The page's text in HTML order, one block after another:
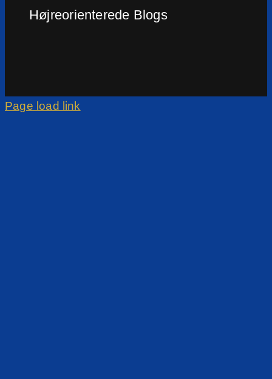
Højreorienterede Blogs
Page load link